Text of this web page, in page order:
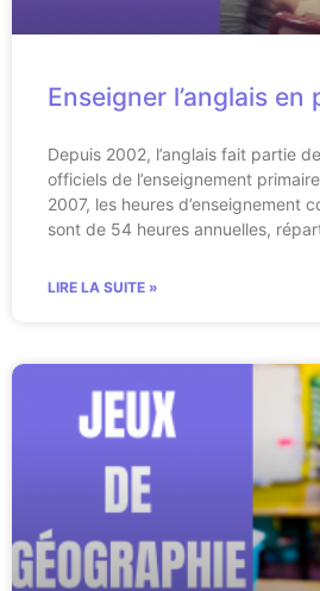
Enseigner l’anglais en
Depuis 2002, l’anglais fait partie
officiels de l’enseignement
2007, les heures d’enseignement
sont de 54 heures annuelles,
LIRE LA SUITE »